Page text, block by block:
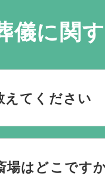
儀に関
えてください
場はどこです